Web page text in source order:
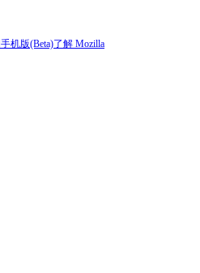
手机版(Beta)了解 Mozilla